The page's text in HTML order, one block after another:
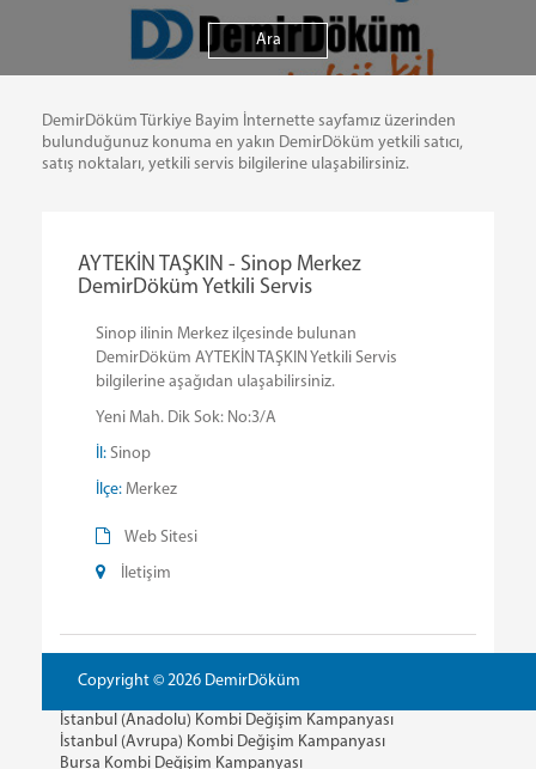
DemirDöküm Türkiye Bayim İnternette sayfamız üzerinden
bulunduğunuz konuma en yakın DemirDöküm yetkili satıcı,
satış noktaları, yetkili servis bilgilerine ulaşabilirsiniz.
AYTEKİN TAŞKIN - Sinop Merkez
DemirDöküm Yetkili Servis
Sinop ilinin Merkez ilçesinde bulunan
DemirDöküm AYTEKİN TAŞKIN Yetkili Servis
bilgilerine aşağıdan ulaşabilirsiniz.
Yeni Mah. Dik Sok: No:3/A
İl: Sinop
İlçe: Merkez
Web Sitesi
İletişim
Copyright © 2026 DemirDöküm
İstanbul (Anadolu) Kombi Değişim Kampanyası
İstanbul (Avrupa) Kombi Değişim Kampanyası
Bursa Kombi Değişim Kampanyası